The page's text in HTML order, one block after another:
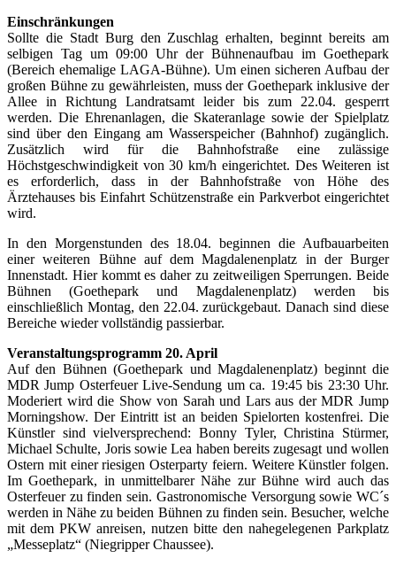
Einschränkungen
Sollte die Stadt Burg den Zuschlag erhalten, beginnt bereits am
selbigen Tag um 09:00 Uhr der Bühnenaufbau im Goethepark
(Bereich ehemalige LAGA-Bühne). Um einen sicheren Aufbau der
großen Bühne zu gewährleisten, muss der Goethepark inklusive der
Allee in Richtung Landratsamt leider bis zum 22.04. gesperrt
werden. Die Ehrenanlagen, die Skateranlage sowie der Spielplatz
sind über den Eingang am Wasserspeicher (Bahnhof) zugänglich.
Zusätzlich wird für die Bahnhofstraße eine zulässige
Höchstgeschwindigkeit von 30 km/h eingerichtet. Des Weiteren ist
es erforderlich, dass in der Bahnhofstraße von Höhe des
Ärztehauses bis Einfahrt Schützenstraße ein Parkverbot eingerichtet
wird.
In den Morgenstunden des 18.04. beginnen die Aufbauarbeiten
einer weiteren Bühne auf dem Magdalenenplatz in der Burger
Innenstadt. Hier kommt es daher zu zeitweiligen Sperrungen. Beide
Bühnen (Goethepark und Magdalenenplatz) werden bis
einschließlich Montag, den 22.04. zurückgebaut. Danach sind diese
Bereiche wieder vollständig passierbar.
Veranstaltungsprogramm 20. April
Auf den Bühnen (Goethepark und Magdalenenplatz) beginnt die
MDR Jump Osterfeuer Live-Sendung um ca. 19:45 bis 23:30 Uhr.
Moderiert wird die Show von Sarah und Lars aus der MDR Jump
Morningshow. Der Eintritt ist an beiden Spielorten kostenfrei. Die
Künstler sind vielversprechend: Bonny Tyler, Christina Stürmer,
Michael Schulte, Joris sowie Lea haben bereits zugesagt und wollen
Ostern mit einer riesigen Osterparty feiern. Weitere Künstler folgen.
Im Goethepark, in unmittelbarer Nähe zur Bühne wird auch das
Osterfeuer zu finden sein. Gastronomische Versorgung sowie WC´s
werden in Nähe zu beiden Bühnen zu finden sein. Besucher, welche
mit dem PKW anreisen, nutzen bitte den nahegelegenen Parkplatz
„Messeplatz“ (Niegripper Chaussee).